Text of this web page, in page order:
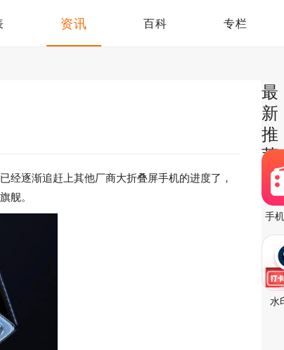
资讯 百科 专栏
逐渐追赶上其他厂商大折叠屏手机的进度了，
舰。
最
新
推
荐
手
水